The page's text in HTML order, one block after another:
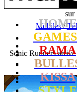
HOME
GAMES
RAMA
KISSA
-
sur
Mobiles/
Sonic Runners